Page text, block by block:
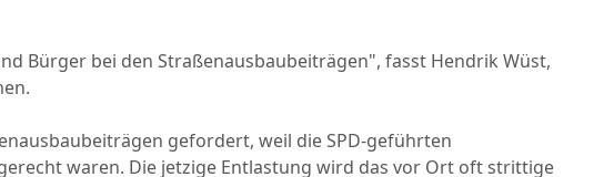
Bürger bei den Straßenausbaubeiträgen", fasst Hendrik Wüst,
gefordert, weil die SPD-geführten
waren. Die jetzige Entlastung wird das vor Ort oft strittige